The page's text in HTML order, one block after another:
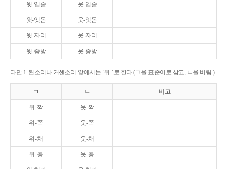
윗-입술 웃-입술
윗-잇몸 웃-잇몸
윗-자리 웃-자리
윗-중방 웃-중방
다만 1. 된소리나 거센소리 앞에서는 ‘위-’로 한다.(ㄱ을 표준어로 삼고, ㄴ을 버림.)
ㄱ ㄴ 비고
위-짝 웃-짝
위-쪽 웃-쪽
위-채 웃-채
위-층 웃-층